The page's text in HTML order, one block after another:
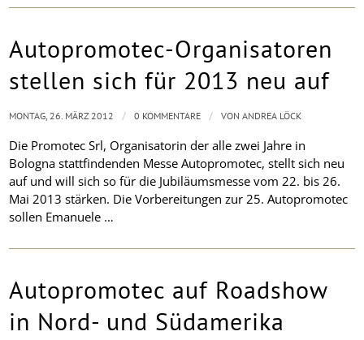
Autopromotec-Organisatoren
stellen sich für 2013 neu auf
Die Promotec Srl, Organisatorin der alle zwei Jahre in
Bologna stattfindenden Messe Autopromotec, stellt sich neu
auf und will sich so für die Jubiläumsmesse vom 22. bis 26.
Mai 2013 stärken. Die Vorbereitungen zur 25. Autopromotec
sollen Emanuele …
MONTAG, 26. MÄRZ 2012 / 0 KOMMENTARE / VONANDREA LÖCK
Autopromotec auf Roadshow
in Nord- und Südamerika